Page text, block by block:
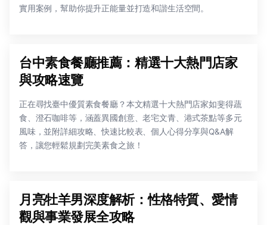
實用案例，幫助你提升正能量並打造和諧生活空間。
台中素食餐廳推薦：精選十大熱門店家
與攻略速覽
正在尋找臺中優質素食餐廳？本文精選十大熱門店家如斐得蔬
食、澄石咖啡等，涵蓋異國創意、老宅文青、港式茶點等多元
風味，並附詳細攻略、快速比較表、個人心得分享與Q&A解
答，讓您輕鬆規劃完美素食之旅！
月亮牡羊男深度解析：性格特質、愛情
觀與事業發展全攻略